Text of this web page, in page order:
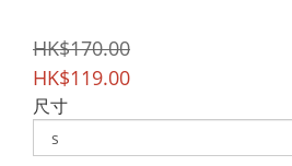
HK$170.00
HK$119.00
尺寸